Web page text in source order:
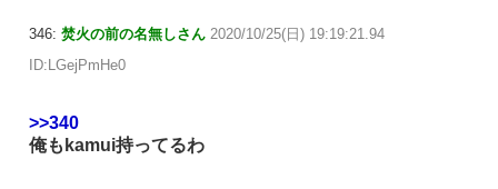
346: 焚火の前の名無しさん 2020/10/25(日) 19:19:21.94
ID:LGejPmHe0
>>340
俺もkamui持ってるわ